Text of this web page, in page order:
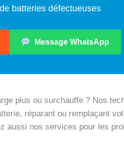
batteries défectueuses
Message WhatsApp
plus ou surchauffe ? Nos
réparant ou remplaçant
aussi nos services pour les